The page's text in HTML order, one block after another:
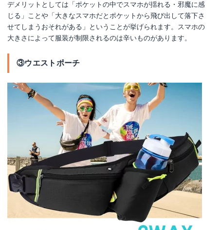
デメリットとしては「ポケットの中でスマホが揺れる・邪魔に感
じる」ことや「大きなスマホだとポケットから飛び出して落下さ
せてしまうおそれがある」ということが挙げられます。スマホの
大きさによって服装が制限されるのは辛いものがあります。
③ウエストポーチ